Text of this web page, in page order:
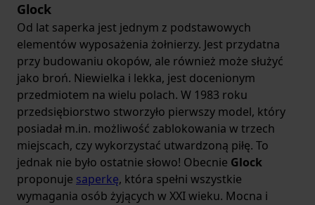
Glock
Od lat saperka jest jednym z podstawowych
elementów wyposażenia żołnierzy. Jest przydatna
przy budowaniu okopów, ale również może służyć
jako broń. Niewielka i lekka, jest docenionym
przedmiotem na wielu polach. W 1983 roku
przedsiębiorstwo stworzyło pierwszy model, który
posiadał m.in. możliwość zablokowania w trzech
miejscach, czy wykorzystać utwardzoną piłę. To
jednak nie było ostatnie słowo! Obecnie Glock
proponuje saperkę, która spełni wszystkie
wymagania osób żyjących w XXI wieku. Mocna i